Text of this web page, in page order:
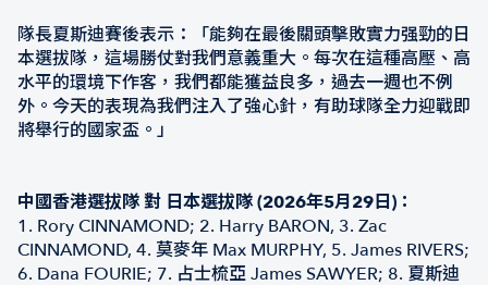
隊長夏斯迪賽後表示：「能夠在最後關頭擊敗實力强勁的日
本選拔隊，這場勝仗對我們意義重大。每次在這種高壓、高
水平的環境下作客，我們都能獲益良多，過去一週也不例
外。今天的表現為我們注入了強心針，有助球隊全力迎戰即
將舉行的國家盃。」
中國香港選拔隊 對 日本選拔隊 (2026年5月29日)：
1. Rory CINNAMOND; 2. Harry BARON, 3. Zac
CINNAMOND, 4. 莫麥年 Max MURPHY, 5. James RIVERS;
6. Dana FOURIE; 7. 占士梳亞 James SAWYER; 8. 夏斯迪